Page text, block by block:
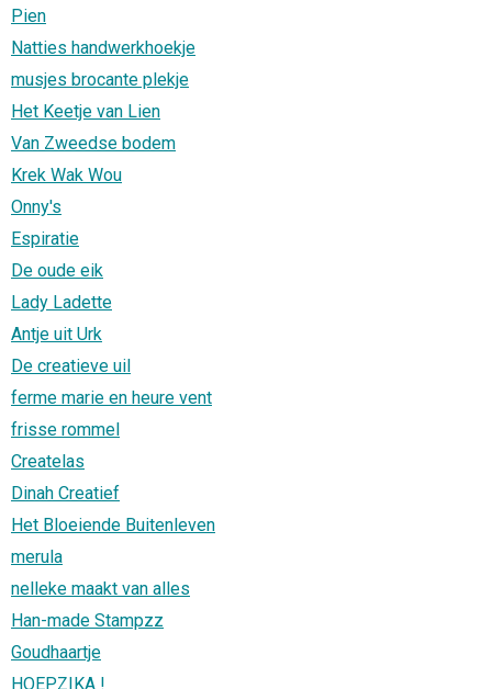
Pien
Natties handwerkhoekje
musjes brocante plekje
Het Keetje van Lien
Van Zweedse bodem
Krek Wak Wou
Onny's
Espiratie
De oude eik
Lady Ladette
Antje uit Urk
De creatieve uil
ferme marie en heure vent
frisse rommel
Createlas
Dinah Creatief
Het Bloeiende Buitenleven
merula
nelleke maakt van alles
Han-made Stampzz
Goudhaartje
HOEPZIKA !